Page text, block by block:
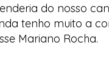
do nosso
tenho muito a
Mariano Rocha.